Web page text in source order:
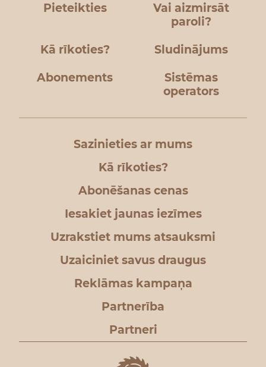
Pieteikties
Vai aizmirsāt
paroli?
Kā rīkoties? Sludinājums
Abonements
Sistēmas
operators
Sazinieties ar mums
Kā rīkoties?
Abonēšanas cenas
Iesakiet jaunas iezīmes
Uzrakstiet mums atsauksmi
Uzaiciniet savus draugus
Reklāmas kampaņa
Partnerība
Partneri